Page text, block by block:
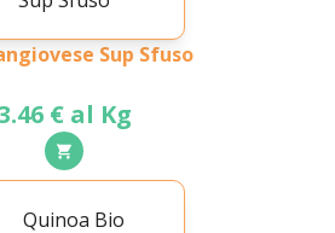
Sup Sfuso
€ al Kg